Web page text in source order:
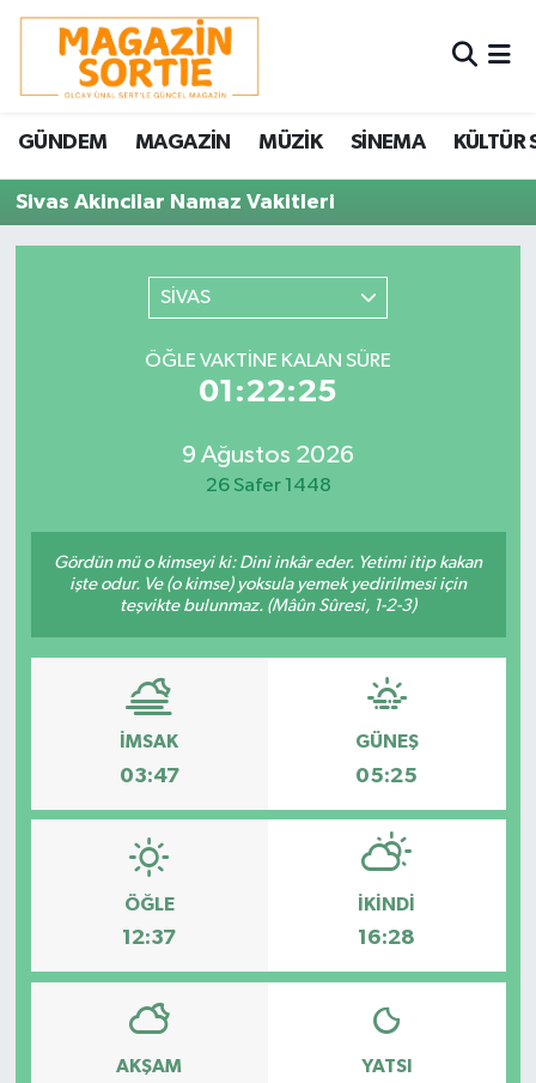
GÜNDEM MAGAZİN MÜZİK SİNEMA KÜLTÜR
Sivas Akincilar Namaz Vakitleri
SİVAS
ÖĞLE VAKTINE KALAN SÜRE
01:22:25
9 Ağustos 2026
26 Safer 1448
Gördün mü o kimseyi ki: Dini inkâr eder. Yetimi itip kakan
işte odur. Ve (o kimse) yoksula yemek yedirilmesi için
teşvikte bulunmaz. (Mâûn Sûresi, 1-2-3)
İMSAK
03:47
GÜNEŞ
05:25
ÖĞLE
12:37
İKINDI
16:28
AKŞAM YATSI
Nöbetçi Eczaneler
Hava Durumu
Trafik Durumu
Süper Lig Puan Durumu ve Fikstür
Son Dakika Haberleri